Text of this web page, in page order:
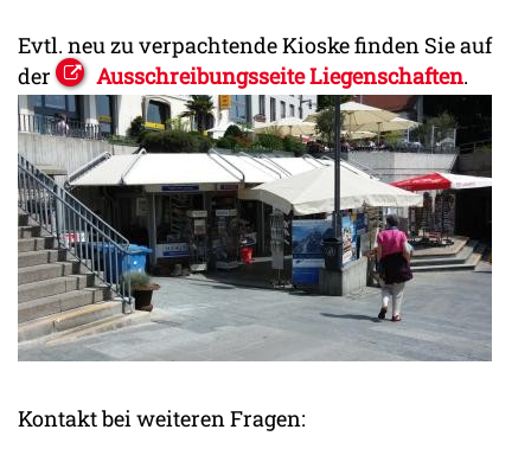
Evtl. neu zu verpachtende Kioske finden Sie auf
der
Ausschreibungsseite Liegenschaften.
Kontakt bei weiteren Fragen: